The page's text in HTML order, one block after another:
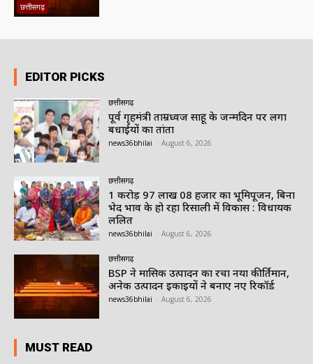
छत्तीसगढ़
EDITOR PICKS
छत्तीसगढ़
पूर्व गृहमंत्री ताम्रध्वज साहू के जन्मदिन पर लगा
बधाईयों का तांता
news36bhilai August 6, 2026
छत्तीसगढ़
1 करोड़ 97 लाख 08 हजार का भूमिपूजन, बिना
भेद भाव के हो रहा रिसाली में विकास : विधायक
ललित
news36bhilai August 6, 2026
छत्तीसगढ़
BSP ने मासिक उत्पादन का रचा नया कीर्तिमान,
अनेक उत्पादन इकाइयों ने बनाए नए रिकॉर्ड
news36bhilai August 6, 2026
MUST READ